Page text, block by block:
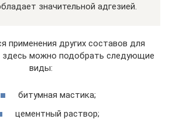
значительной адгезией.
применения других составов для
здесь можно подобрать следующие
виды:
битумная мастика;
цементный раствор;